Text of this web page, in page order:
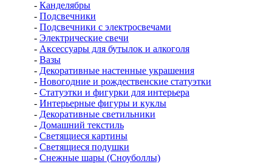
- Канделябры
- Подсвечники
- Подсвечники с электросвечами
- Электрические свечи
- Аксессуары для бутылок и алкоголя
- Вазы
- Декоративные настенные украшения
- Новогодние и рождественские статуэтки
- Статуэтки и фигурки для интерьера
- Интерьерные фигуры и куклы
- Декоративные светильники
- Домашний текстиль
- Светящиеся картины
- Светящиеся подушки
- Снежные шары (Сноуболлы)